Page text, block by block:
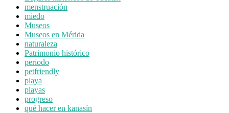
menstruación
miedo
Museos
Museos en Mérida
naturaleza
Patrimonio histórico
periodo
petfriendly
playa
playas
progreso
qué hacer en kanasín